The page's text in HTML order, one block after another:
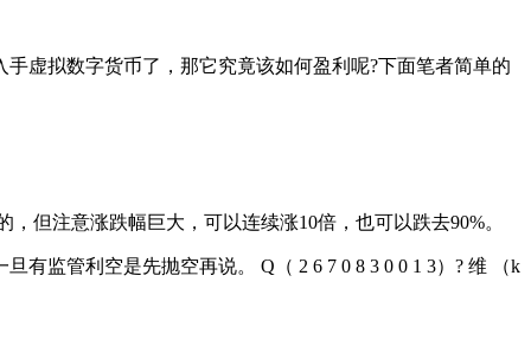
拟数字货币了，那它究竟该如何盈利呢?下面笔者简单的
注意涨跌幅巨大，可以连续涨10倍，也可以跌去90%。
监管利空是先抛空再说。 Q（ 2 6 7 0 8 3 0 0 1 3）? 维 （k